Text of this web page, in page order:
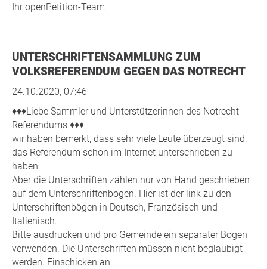
Ihr openPetition-Team
UNTERSCHRIFTENSAMMLUNG ZUM
VOLKSREFERENDUM GEGEN DAS NOTRECHT
24.10.2020, 07:46
♦️♦️♦️Liebe Sammler und Unterstützerinnen des Notrecht-
Referendums ♦️♦️♦️
wir haben bemerkt, dass sehr viele Leute überzeugt sind,
das Referendum schon im Internet unterschrieben zu
haben.
Aber die Unterschriften zählen nur von Hand geschrieben
auf dem Unterschriftenbogen. Hier ist der link zu den
Unterschriftenbögen in Deutsch, Französisch und
Italienisch.
Bitte ausdrucken und pro Gemeinde ein separater Bogen
verwenden. Die Unterschriften müssen nicht beglaubigt
werden. Einschicken an: